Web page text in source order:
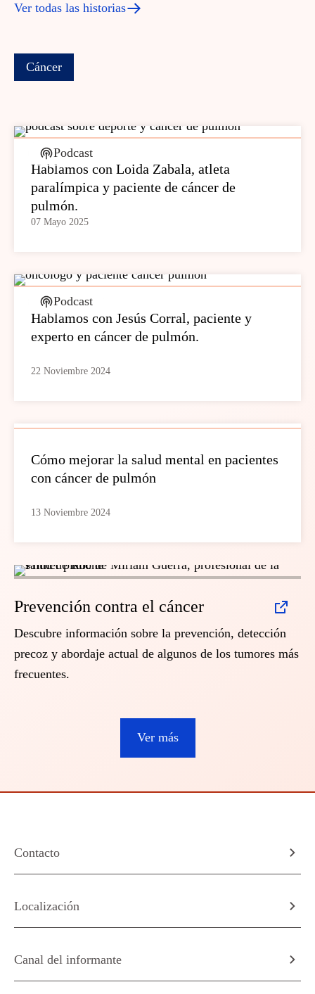
Ver todas las historias
Cáncer
Podcast
Hablamos con Loida Zabala, atleta
paralímpica y paciente de cáncer de
pulmón.
07 Mayo 2025
Podcast
Hablamos con Jesús Corral, paciente y
experto en cáncer de pulmón.
22 Noviembre 2024
Cómo mejorar la salud mental en pacientes
con cáncer de pulmón
13 Noviembre 2024
Prevención contra el cáncer
Descubre información sobre la prevención, detección
precoz y abordaje actual de algunos de los tumores más
frecuentes.
Ver más
Contacto
Localización
Canal del informante